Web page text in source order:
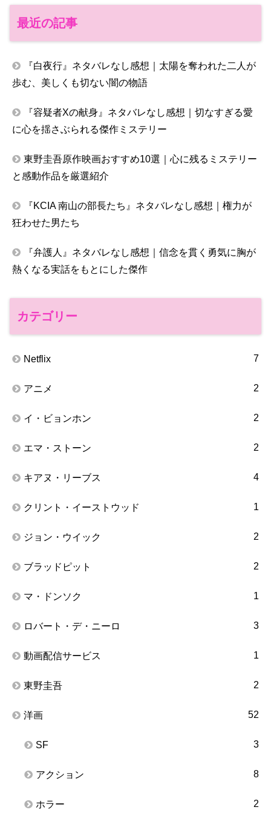
最近の記事
『白夜行』ネタバレなし感想｜太陽を奪われた二人が
歩む、美しくも切ない闇の物語
『容疑者Xの献身』ネタバレなし感想｜切なすぎる愛
に心を揺さぶられる傑作ミステリー
東野圭吾原作映画おすすめ10選｜心に残るミステリー
と感動作品を厳選紹介
『KCIA 南山の部長たち』ネタバレなし感想｜権力が
狂わせた男たち
『弁護人』ネタバレなし感想｜信念を貫く勇気に胸が
熱くなる実話をもとにした傑作
カテゴリー
Netflix 7
アニメ 2
イ・ビョンホン 2
エマ・ストーン 2
キアヌ・リーブス 4
クリント・イーストウッド 1
ジョン・ウイック 2
ブラッドピット 2
マ・ドンソク 1
ロバート・デ・ニーロ 3
動画配信サービス 1
東野圭吾 2
洋画 52
SF 3
アクション 8
ホラー 2